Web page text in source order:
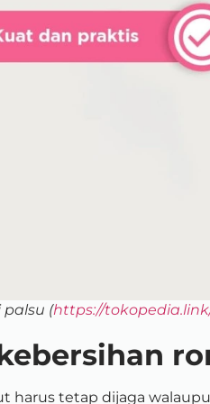
palsu (https://
harus tetap dijaga